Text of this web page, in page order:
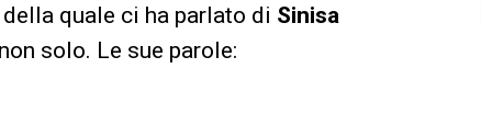
quale ci ha parlato di Sinisa
solo. Le sue parole: